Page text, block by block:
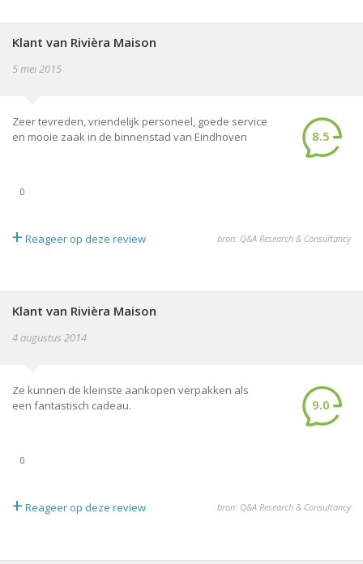
Klant van Rivièra Maison
5 mei 2015
Zeer tevreden, vriendelijk personeel, goede service
en mooie zaak in de binnenstad van Eindhoven
8.5
0
+ Reageer op deze review bron: Q&A Research & Consultancy
Klant van Rivièra Maison
4 augustus 2014
Ze kunnen de kleinste aankopen verpakken als
een fantastisch cadeau.
9.0
0
+ Reageer op deze review bron: Q&A Research & Consultancy